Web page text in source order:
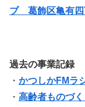
ブ 葛飾区亀有四
過去の事業記録
・ かつしかFMラ
・ 高齢者ものづ